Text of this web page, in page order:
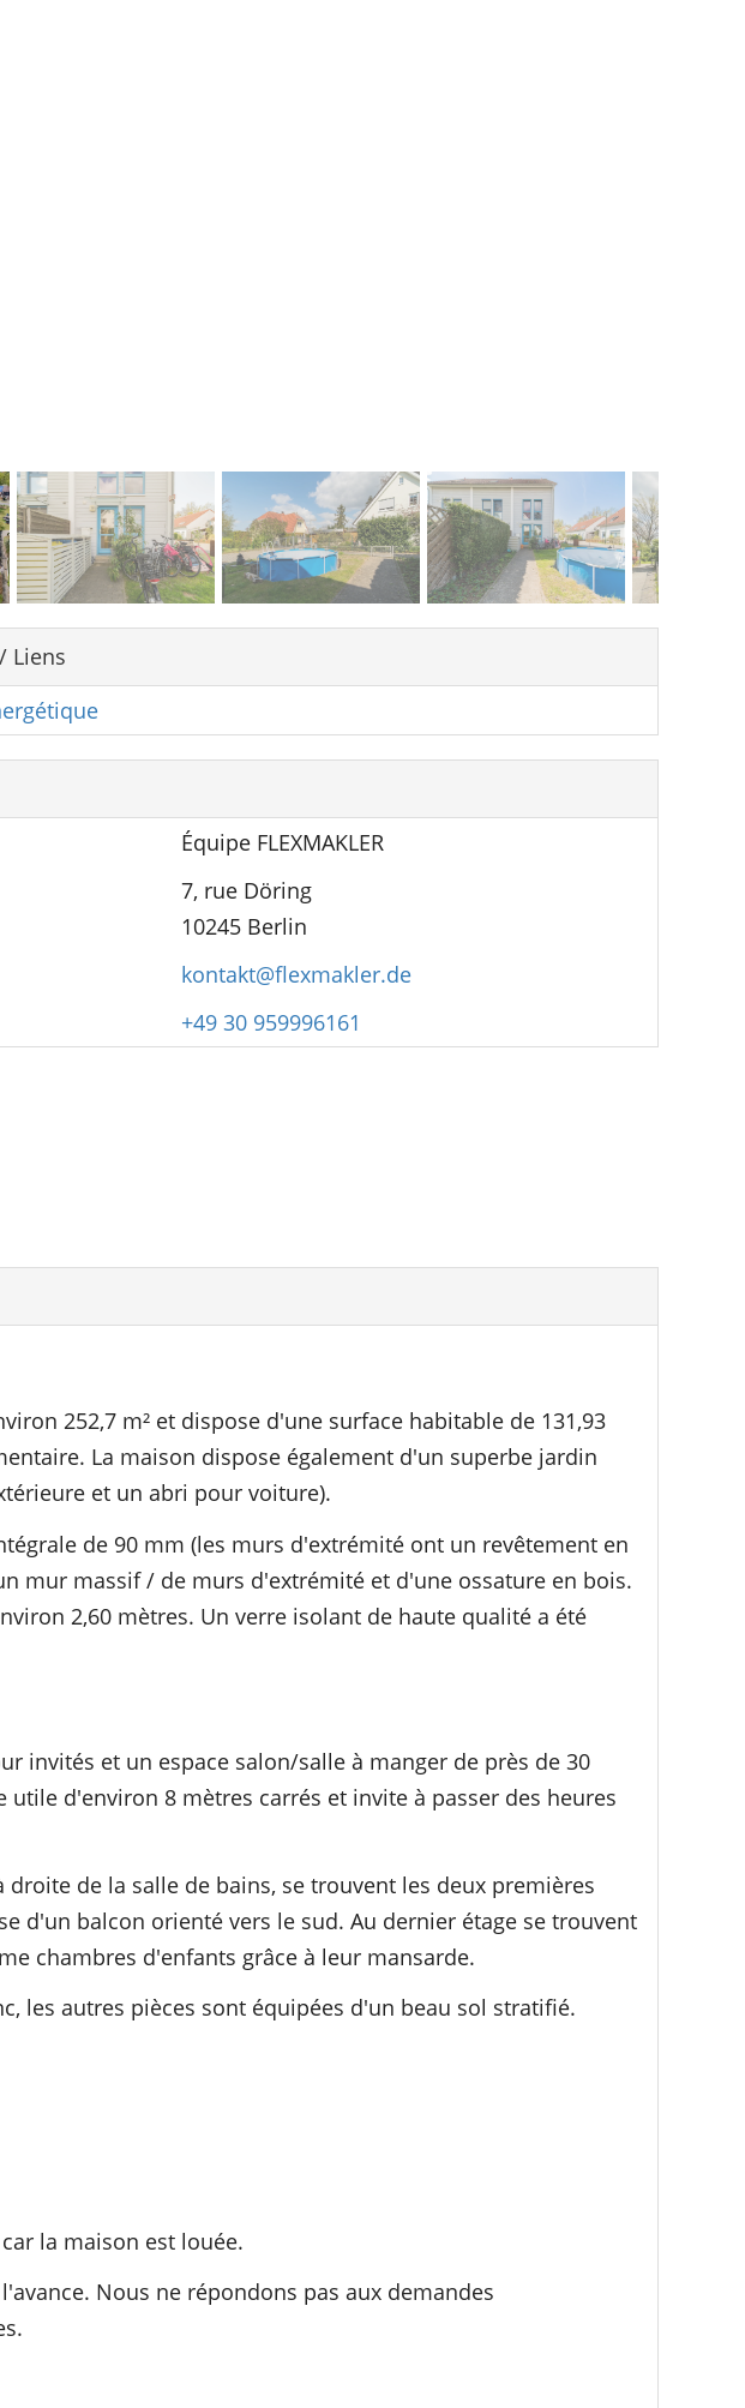
Liens
Équipe FLEXMAKLER
7, rue Döring
10245 Berlin
kontakt@flexmakler.de
+49 30 959996161
252,7 m² et dispose d'une surface habitable de 131,93
La maison dispose également d'un superbe jardin
et un abri pour voiture).
de 90 mm (les murs d'extrémité ont un revêtement en
mur massif / de murs d'extrémité et d'une ossature en bois.
2,60 mètres. Un verre isolant de haute qualité a été
invités et un espace salon/salle à manger de près de 30
d'environ 8 mètres carrés et invite à passer des heures
de la salle de bains, se trouvent les deux premières
d'un balcon orienté vers le sud. Au dernier étage se trouvent
chambres d'enfants grâce à leur mansarde.
les autres pièces sont équipées d'un beau sol stratifié.
la maison est louée.
Nous ne répondons pas aux demandes